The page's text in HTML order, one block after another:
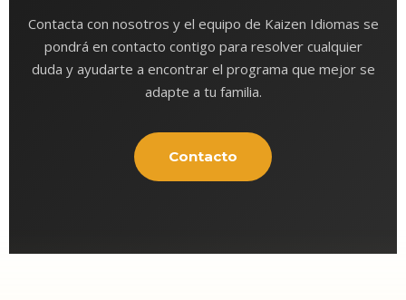
Contacta con nosotros y el equipo de Kaizen Idiomas se
pondrá en contacto contigo para resolver cualquier
duda y ayudarte a encontrar el programa que mejor se
adapte a tu familia.
Contacto